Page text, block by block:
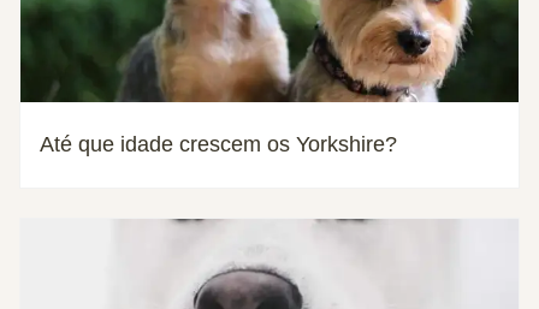
Até que idade crescem os Yorkshire?